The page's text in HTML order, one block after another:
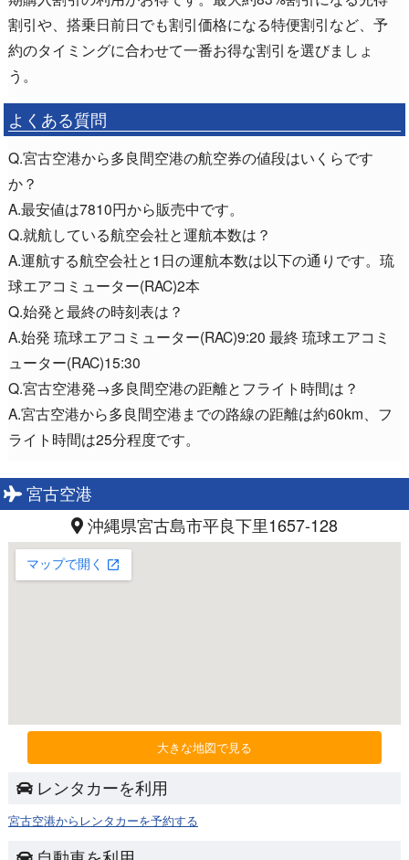
割引や、搭乗日前日でも割引価格になる特便割引など、予
約のタイミングに合わせて一番お得な割引を選びましょ
う。
よくある質問
Q.宮古空港から多良間空港の航空券の値段はいくらです
か？
A.最安値は7810円から販売中です。
Q.就航している航空会社と運航本数は？
A.運航する航空会社と1日の運航本数は以下の通りです。琉
球エアコミューター(RAC)2本
Q.始発と最終の時刻表は？
A.始発 琉球エアコミューター(RAC)9:20 最終 琉球エアコミ
ューター(RAC)15:30
Q.宮古空港発→多良間空港の距離とフライト時間は？
A.宮古空港から多良間空港までの路線の距離は約60km、フ
ライト時間は25分程度です。
宮古空港
沖縄県宮古島市平良下里1657-128
大きな地図で見る
レンタカーを利用
宮古空港からレンタカーを予約する